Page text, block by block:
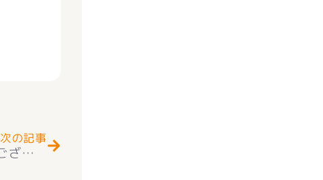
次の記事
甲府市古上条 売却ご相談 ありがとうございました(^^♪